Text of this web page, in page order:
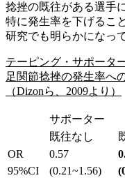
捻挫の既往がある選手
特に発生率を下げるこ
研究でも明らかになっ
テーピング・サポータ
足関節捻挫の発生率へ
（Dizonら、2009より）
サポーター
既往なし
OR
0.57
95%CI
(0.21~1.56)